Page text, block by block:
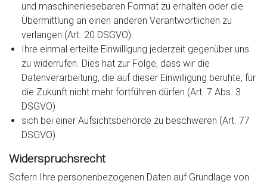
und maschinenlesebaren Format zu erhalten oder die
Übermittlung an einen anderen Verantwortlichen zu
verlangen (Art. 20 DSGVO).
Ihre einmal erteilte Einwilligung jederzeit gegenüber uns
zu widerrufen. Dies hat zur Folge, dass wir die
Datenverarbeitung, die auf dieser Einwilligung beruhte, für
die Zukunft nicht mehr fortführen dürfen (Art. 7 Abs. 3
DSGVO)
sich bei einer Aufsichtsbehörde zu beschweren (Art. 77
DSGVO)
Widerspruchsrecht
Sofern Ihre personenbezogenen Daten auf Grundlage von